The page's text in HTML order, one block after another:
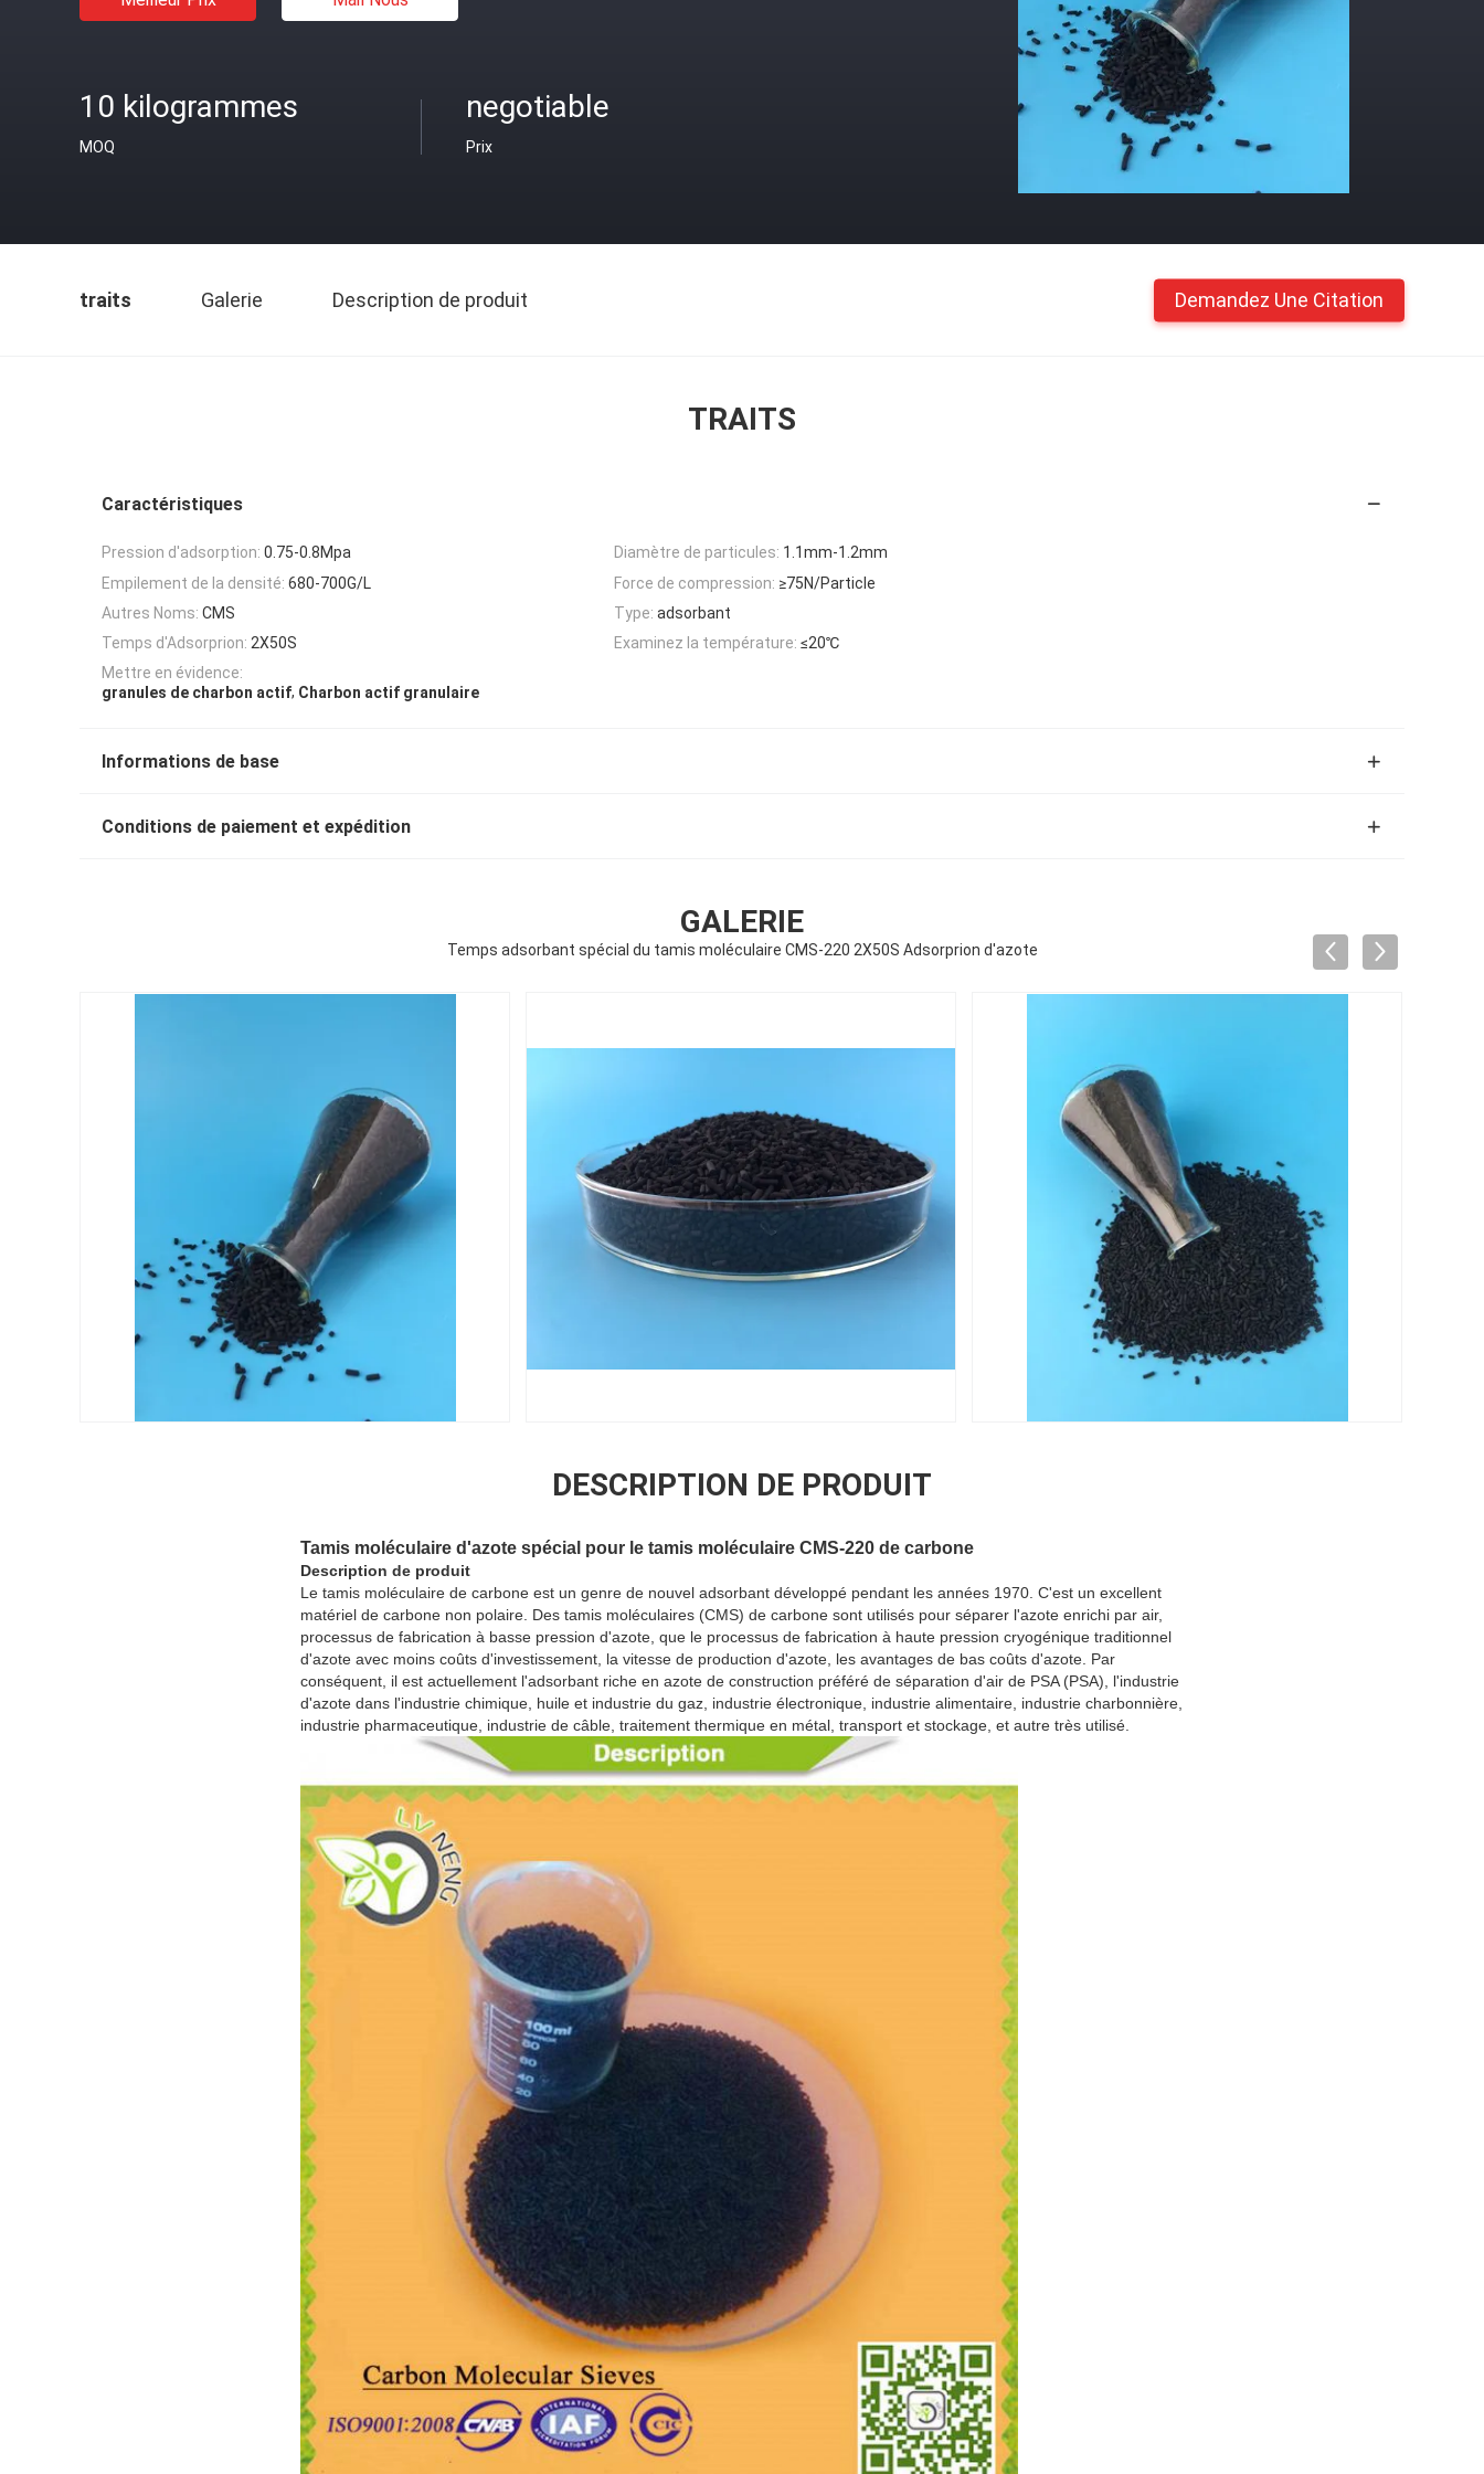
10 kilogrammes
MOQ
negotiable
Prix
traits Galerie Description de produit Demandez Une Citation
TRAITS
Caractéristiques
Pression d'adsorption: 0.75-0.8Mpa Diamètre de particules: 1.1mm-1.2mm
Empilement de la densité: 680-700G/L Force de compression: ≥75N/Particle
Autres Noms: CMS Type: adsorbant
Temps d'Adsorprion: 2X50S Examinez la température: ≤20℃
Mettre en évidence:
granules de charbon actif, Charbon actif granulaire
Informations de base
Conditions de paiement et expédition
GALERIE
Temps adsorbant spécial du tamis moléculaire CMS-220 2X50S Adsorprion d'azote
DESCRIPTION DE PRODUIT
Tamis moléculaire d'azote spécial pour le tamis moléculaire CMS-220 de carbone
Description de produit
Le tamis moléculaire de carbone est un genre de nouvel adsorbant développé pendant les années 1970. C'est un excellent
matériel de carbone non polaire. Des tamis moléculaires (CMS) de carbone sont utilisés pour séparer l'azote enrichi par air,
processus de fabrication à basse pression d'azote, que le processus de fabrication à haute pression cryogénique traditionnel
d'azote avec moins coûts d'investissement, la vitesse de production d'azote, les avantages de bas coûts d'azote. Par
conséquent, il est actuellement l'adsorbant riche en azote de construction préféré de séparation d'air de PSA (PSA), l'industrie
d'azote dans l'industrie chimique, huile et industrie du gaz, industrie électronique, industrie alimentaire, industrie charbonnière,
industrie pharmaceutique, industrie de câble, traitement thermique en métal, transport et stockage, et autre très utilisé.